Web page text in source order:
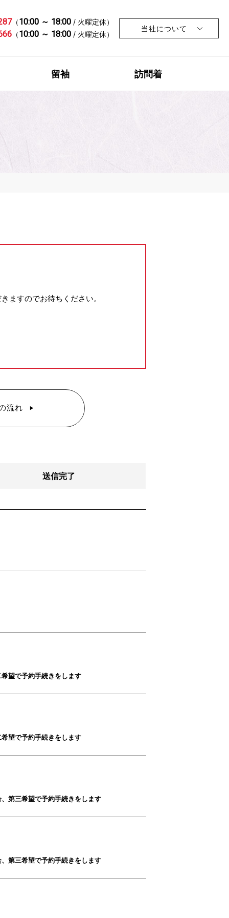
（10:00 ～ 18:00 / 火曜定休）
（10:00 ～ 18:00 / 火曜定休）
当社について
留袖 訪問着
ますのでお待ちください。
流れ
送信完了
望で予約手続きをします
望で予約手続きをします
第三希望で予約手続きをします
第三希望で予約手続きをします